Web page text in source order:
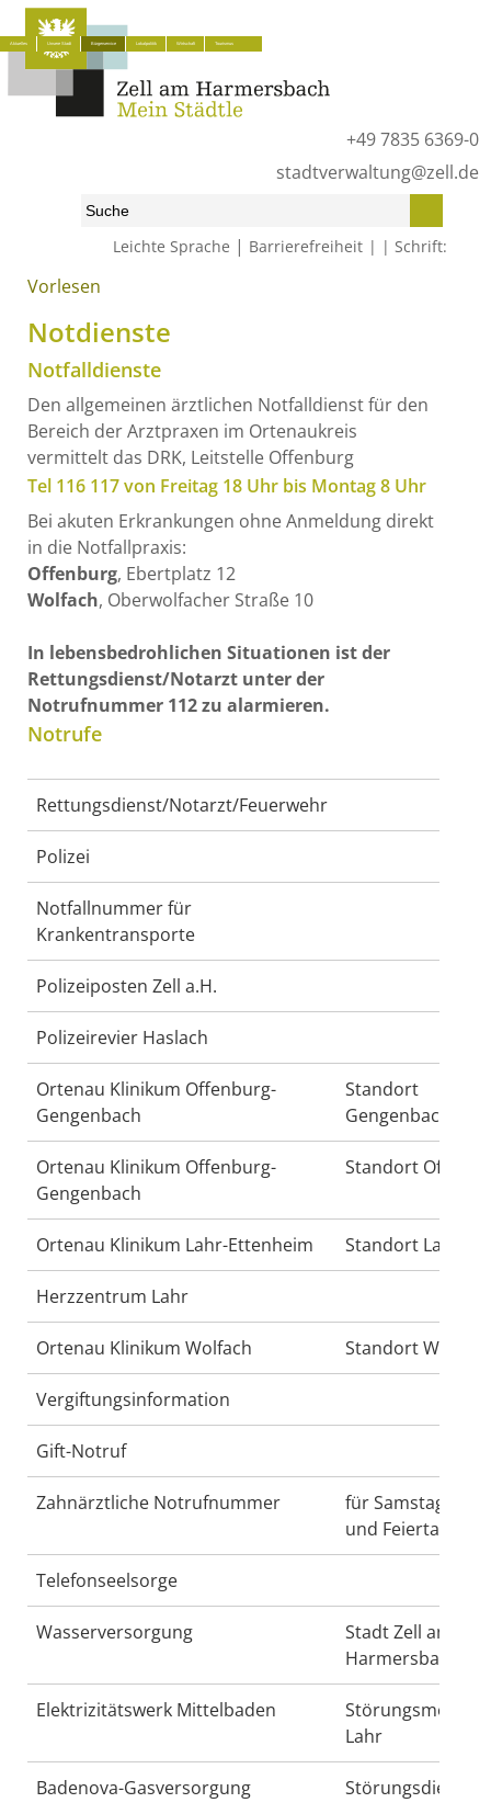
+49 7835 6369-0
stadtverwaltung@zell.de
Leichte Sprache | Barrierefreiheit Schrift:
Aktuelles Unsere Stadt Bürgerservice Lokalpolitik Wirtschaft Tourismus
Start» Bürgerservice »
Vorlesen
Notdienste
Notfalldienste
Den allgemeinen ärztlichen Notfalldienst für den
Bereich der Arztpraxen im Ortenaukreis
vermittelt das DRK, Leitstelle Offenburg
Tel 116 117 von Freitag 18 Uhr bis Montag 8 Uhr
Bei akuten Erkrankungen ohne Anmeldung direkt
in die Notfallpraxis:
Offenburg, Ebertplatz 12
Wolfach, Oberwolfacher Straße 10
In lebensbedrohlichen Situationen ist der
Rettungsdienst/Notarzt unter der
Notrufnummer 112 zu alarmieren.
Notrufe
Rettungsdienst/Notarzt/Feuerwehr
Polizei
Notfallnummer für
Krankentransporte
Polizeiposten Zell a.H.
Polizeirevier Haslach
Ortenau Klinikum Offenburg-
Gengenbach
Standort
Gengenbach
Ortenau Klinikum Offenburg-
Gengenbach
Standort
Ortenau Klinikum Lahr-Ettenheim Standort Lahr
Herzzentrum Lahr
Ortenau Klinikum Wolfach Standort Wolfach
Vergiftungsinformation
Gift-Notruf
Zahnärztliche Notrufnummer
für Samstage,
und Feiertage
Telefonseelsorge
Wasserversorgung
Stadt Zell am
Harmersbach
Elektrizitätswerk Mittelbaden
Lahr
Badenova-Gasversorgung Störungsdienst